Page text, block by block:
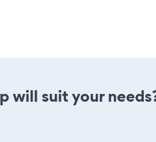
will suit your